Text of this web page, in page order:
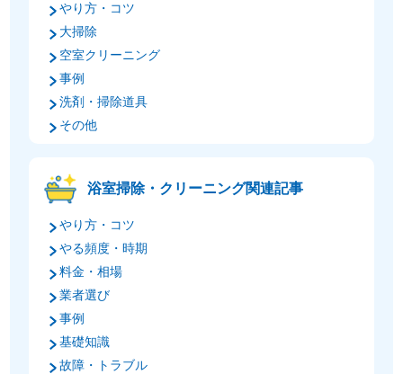
やり方・コツ
大掃除
空室クリーニング
事例
洗剤・掃除道具
その他
浴室掃除・クリーニング関連記事
やり方・コツ
やる頻度・時期
料金・相場
業者選び
事例
基礎知識
故障・トラブル